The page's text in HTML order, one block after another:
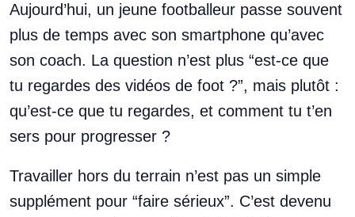
Aujourd’hui, un jeune footballeur passe souvent
plus de temps avec son smartphone qu’avec
son coach. La question n’est plus “est-ce que
tu regardes des vidéos de foot ?”, mais plutôt :
qu’est-ce que tu regardes, et comment tu t’en
sers pour progresser ?
Travailler hors du terrain n’est pas un simple
supplément pour “faire sérieux”. C’est devenu